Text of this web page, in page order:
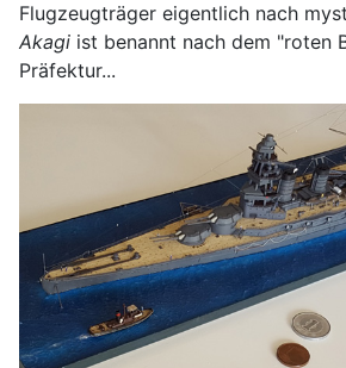
Flugzeugträger eigentlich nach
Akagi ist benannt nach dem "roten
Präfektur...